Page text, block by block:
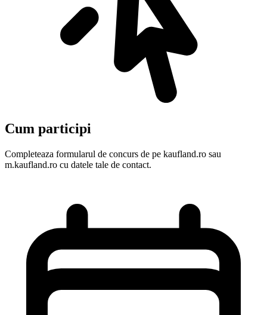
Cum participi
Completeaza formularul de concurs de pe kaufland.ro sau
m.kaufland.ro cu datele tale de contact.